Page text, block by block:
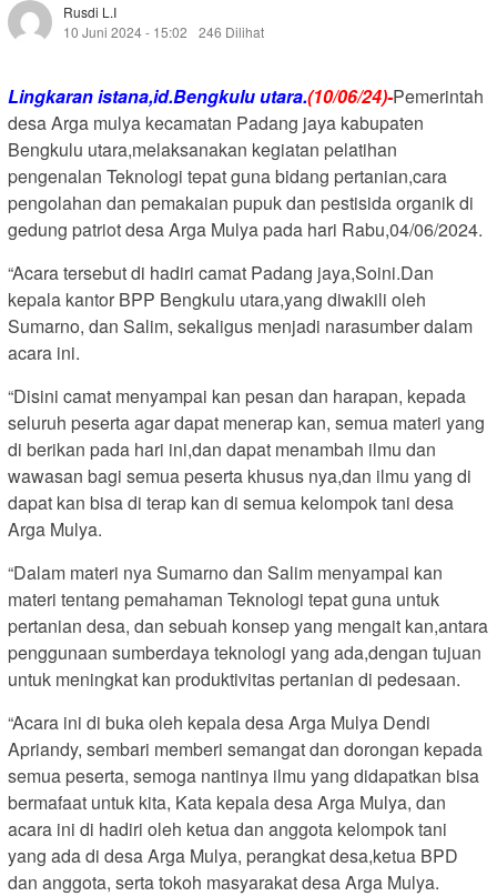
Rusdi L.i
10 Juni 2024 - 15:02
246 Dilihat
Lingkaran istana,id.Bengkulu utara.(10/06/24)-Pemerintah
desa Arga mulya kecamatan Padang jaya kabupaten
Bengkulu utara,melaksanakan kegiatan pelatihan
pengenalan Teknologi tepat guna bidang pertanian,cara
pengolahan dan pemakaian pupuk dan pestisida organik di
gedung patriot desa Arga Mulya pada hari Rabu,04/06/2024.
“Acara tersebut di hadiri camat Padang jaya,Soini.Dan
kepala kantor BPP Bengkulu utara,yang diwakili oleh
Sumarno, dan Salim, sekaligus menjadi narasumber dalam
acara ini.
“Disini camat menyampai kan pesan dan harapan, kepada
seluruh peserta agar dapat menerap kan, semua materi yang
di berikan pada hari ini,dan dapat menambah ilmu dan
wawasan bagi semua peserta khusus nya,dan ilmu yang di
dapat kan bisa di terap kan di semua kelompok tani desa
Arga Mulya.
“Dalam materi nya Sumarno dan Salim menyampai kan
materi tentang pemahaman Teknologi tepat guna untuk
pertanian desa, dan sebuah konsep yang mengait kan,antara
penggunaan sumberdaya teknologi yang ada,dengan tujuan
untuk meningkat kan produktivitas pertanian di pedesaan.
“Acara ini di buka oleh kepala desa Arga Mulya Dendi
Apriandy, sembari memberi semangat dan dorongan kepada
semua peserta, semoga nantinya ilmu yang didapatkan bisa
bermafaat untuk kita, Kata kepala desa Arga Mulya, dan
acara ini di hadiri oleh ketua dan anggota kelompok tani
yang ada di desa Arga Mulya, perangkat desa,ketua BPD
dan anggota, serta tokoh masyarakat desa Arga Mulya.